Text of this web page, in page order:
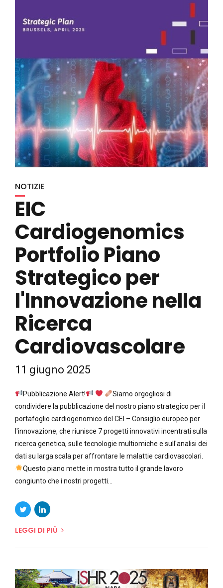
NOTIZIE
EIC
Cardiogenomics
Portfolio Piano
Strategico per
l'Innovazione nella
Ricerca
Cardiovascolare
11 giugno 2025
Pubblicazione Alert!
Siamo orgogliosi di
condividere la pubblicazione del nostro piano strategico per il
portafoglio cardiogenomico del CEI – Consiglio europeo per
l'innovazione, che riunisce 7 progetti innovativi incentrati sulla
ricerca genetica, sulle tecnologie multiomiche e sull'analisi dei
dati su larga scala per affrontare le malattie cardiovascolari.
Questo piano mette in mostra tutto il grande lavoro
congiunto che i nostri progetti...
LEGGI DI PIÙ